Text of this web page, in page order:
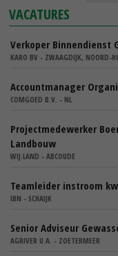
VACATURES
Verkoper Binnendienst
KARO BV - ZWAAGDIJK, NOORD-
Accountmanager
COMGOED B.V. - NL
Projectmedewerker
Landbouw
WIJ.LAND - ABCOUDE
Teamleider instroom
IBN - SCHAIJK
Senior Adviseur
AGRIVER U.A. - ZOETERMEER